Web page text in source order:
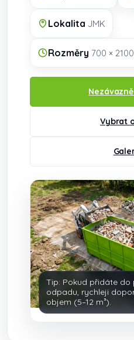
Lokalita JMK
Rozměry 700 ×
Vybrat
Tip: Pokud přidáte do
odpadu, rychleji
objem (5–12 m³).